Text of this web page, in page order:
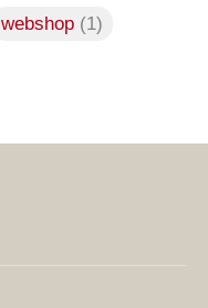
webshop (1)